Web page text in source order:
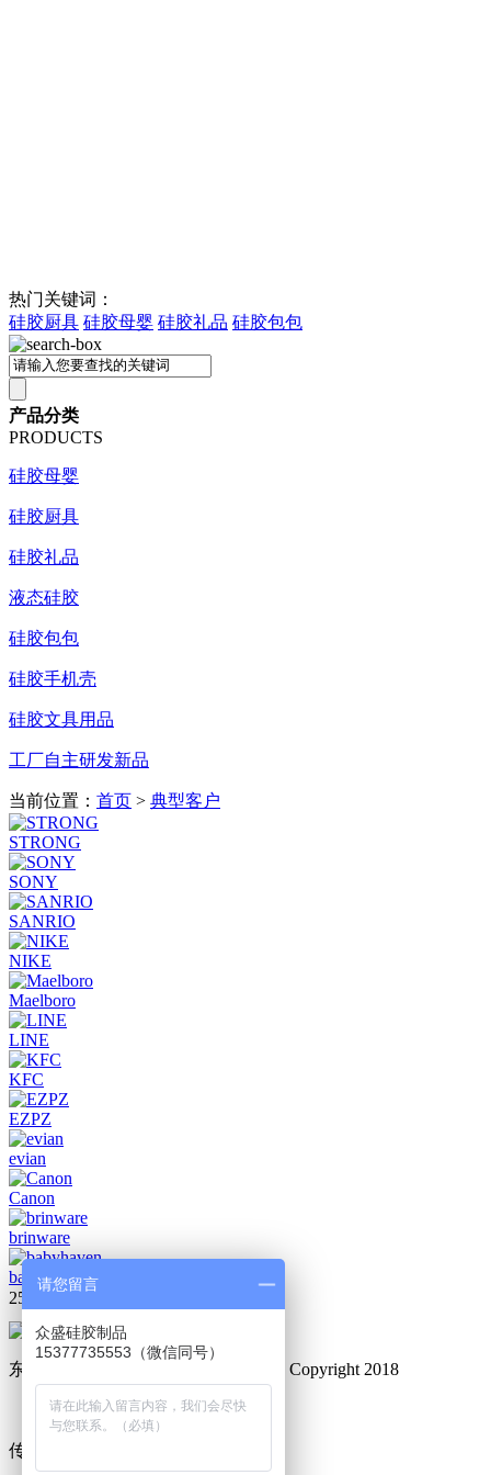
热门关键词：
硅胶厨具 硅胶母婴 硅胶礼品 硅胶包包
产品分类
PRODUCTS
硅胶母婴
硅胶厨具
硅胶礼品
液态硅胶
硅胶包包
硅胶手机壳
硅胶文具用品
工厂自主研发新品
当前位置： 首页 > 典型客户
STRONG
SONY
SANRIO
NIKE
Maelboro
LINE
KFC
EZPZ
evian
Canon
brinware
babyhaven
25条record 上一页
东莞市众盛硅橡胶制品有限公司 © Copyright 2018
备案号：粤ICP备19011269号
传真：0769-8101 3116
请您留言
众盛硅胶制品
15377735553（微信同号）